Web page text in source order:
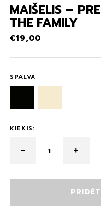
MAIŠELIS –
THE FAMILY
€19,00
SPALVA
KIEKIS: